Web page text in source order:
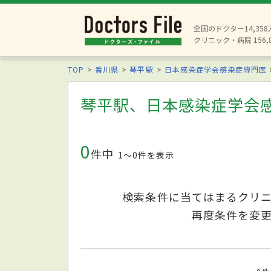
全国のドクター14,358
クリニック・病院
TOP 香川県 琴平駅 日本感染症学会感染症専門医
琴平駅、日本感染症学会
0件中 1〜0件を表示
検索条件に当てはまるクリ
再度条件を変